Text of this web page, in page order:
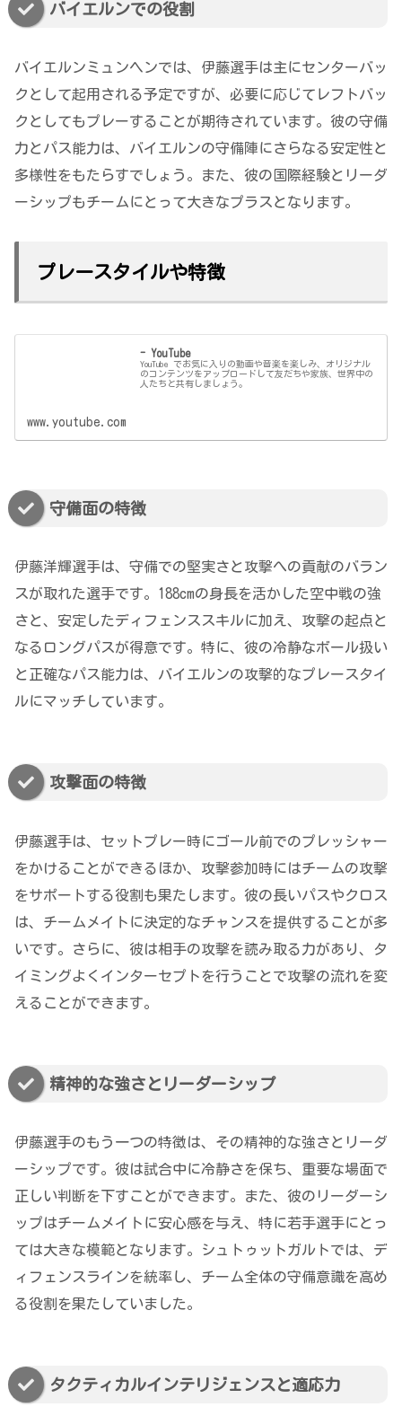
バイエルンでの役割
バイエルンミュンヘンでは、伊藤選手は主にセンターバッ
クとして起用される予定ですが、必要に応じてレフトバッ
クとしてもプレーすることが期待されています。彼の守備
力とパス能力は、バイエルンの守備陣にさらなる安定性と
多様性をもたらすでしょう。また、彼の国際経験とリーダ
ーシップもチームにとって大きなプラスとなります。
プレースタイルや特徴
- YouTube
YouTube でお気に入りの動画や音楽を楽しみ、オリジナル
のコンテンツをアップロードして友だちや家族、世界中の
人たちと共有しましょう。
www.youtube.com
守備面の特徴
伊藤洋輝選手は、守備での堅実さと攻撃への貢献のバラン
スが取れた選手です。188cmの身長を活かした空中戦の強
さと、安定したディフェンススキルに加え、攻撃の起点と
なるロングパスが得意です。特に、彼の冷静なボール扱い
と正確なパス能力は、バイエルンの攻撃的なプレースタイ
ルにマッチしています。
攻撃面の特徴
伊藤選手は、セットプレー時にゴール前でのプレッシャー
をかけることができるほか、攻撃参加時にはチームの攻撃
をサポートする役割も果たします。彼の長いパスやクロス
は、チームメイトに決定的なチャンスを提供することが多
いです。さらに、彼は相手の攻撃を読み取る力があり、タ
イミングよくインターセプトを行うことで攻撃の流れを変
えることができます。
精神的な強さとリーダーシップ
伊藤選手のもう一つの特徴は、その精神的な強さとリーダ
ーシップです。彼は試合中に冷静さを保ち、重要な場面で
正しい判断を下すことができます。また、彼のリーダーシ
ップはチームメイトに安心感を与え、特に若手選手にとっ
ては大きな模範となります。シュトゥットガルトでは、デ
ィフェンスラインを統率し、チーム全体の守備意識を高め
る役割を果たしていました。
タクティカルインテリジェンスと適応力